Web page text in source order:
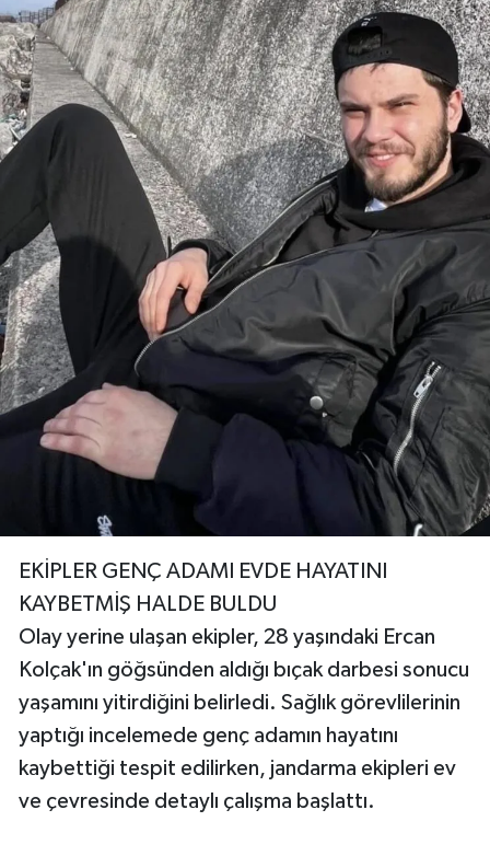
EKİPLER GENÇ ADAMI EVDE HAYATINI
KAYBETMİŞ HALDE BULDU
Olay yerine ulaşan ekipler, 28 yaşındaki Ercan
Kolçak'ın göğsünden aldığı bıçak darbesi sonucu
yaşamını yitirdiğini belirledi. Sağlık görevlilerinin
yaptığı incelemede genç adamın hayatını
kaybettiği tespit edilirken, jandarma ekipleri ev
ve çevresinde detaylı çalışma başlattı.